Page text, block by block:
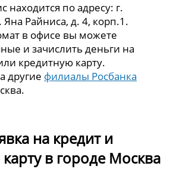
находится по адресу: г.
Яна Райниса, д. 4, корп.1.
в офисе вы можете
и зачислить деньги на
кредитную карту.
другие филиалы Росбанка
на кредит и
в городе Москва